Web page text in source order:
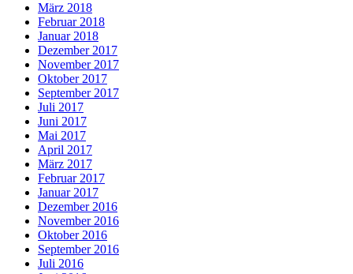
März 2018
Februar 2018
Januar 2018
Dezember 2017
November 2017
Oktober 2017
September 2017
Juli 2017
Juni 2017
Mai 2017
April 2017
März 2017
Februar 2017
Januar 2017
Dezember 2016
November 2016
Oktober 2016
September 2016
Juli 2016